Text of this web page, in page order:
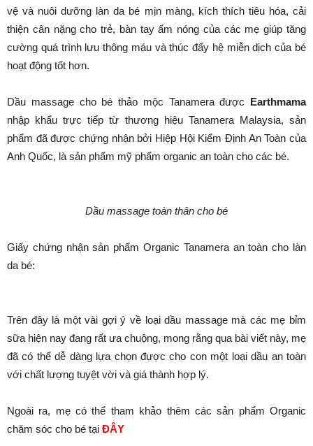
vệ và nuôi dưỡng làn da bé mịn màng, kích thích tiêu hóa, cải
thiện cân nặng cho trẻ, bàn tay ấm nóng của các mẹ giúp tăng
cường quá trình lưu thông máu và thúc đẩy hệ miễn dịch của bé
hoạt động tốt hơn.
Dầu massage cho bé thảo mộc Tanamera được Earthmama
nhập khẩu trực tiếp từ thương hiệu Tanamera Malaysia, sản
phẩm đã được chứng nhận bởi Hiệp Hội Kiểm Định An Toàn của
Anh Quốc, là sản phẩm mỹ phẩm organic an toàn cho các bé.
Dầu massage toàn thân cho bé
Giấy chứng nhận sản phẩm Organic Tanamera an toàn cho làn
da bé:
Trên đây là một vài gợi ý về loại dầu massage mà các mẹ bỉm
sữa hiện nay đang rất ưa chuộng, mong rằng qua bài viết này, mẹ
đã có thể dễ dàng lựa chọn được cho con một loại dầu an toàn
với chất lượng tuyệt vời và giá thành hợp lý.
Ngoài ra, mẹ có thể tham khảo thêm các sản phẩm Organic
chăm sóc cho bé tại ĐÂY